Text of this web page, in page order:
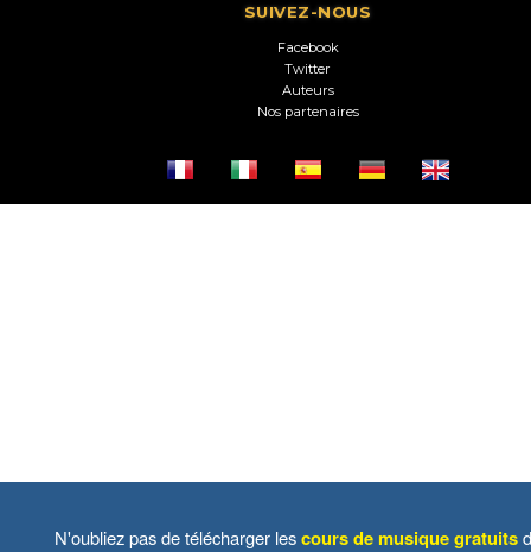
SUIVEZ-NOUS
Facebook
Twitter
Auteurs
Nos partenaires
N'oubliez pas de télécharger lescours de musique gratuits